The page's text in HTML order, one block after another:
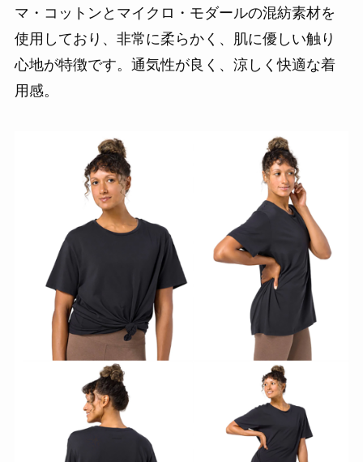
マ・コットンとマイクロ・モダールの混紡素材を
使用しており、非常に柔らかく、肌に優しい触り
心地が特徴です。通気性が良く、涼しく快適な着
用感。